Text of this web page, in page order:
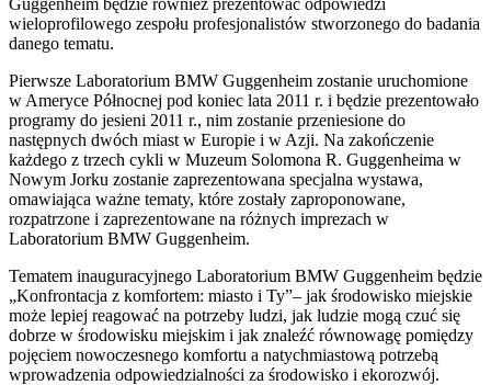
wieloprofilowego zespołu profesjonalistów stworzonego do badania
danego tematu.
Pierwsze Laboratorium BMW Guggenheim zostanie uruchomione
w Ameryce Północnej pod koniec lata 2011 r. i będzie prezentowało
programy do jesieni 2011 r., nim zostanie przeniesione do
następnych dwóch miast w Europie i w Azji. Na zakończenie
każdego z trzech cykli w Muzeum Solomona R. Guggenheima w
Nowym Jorku zostanie zaprezentowana specjalna wystawa,
omawiająca ważne tematy, które zostały zaproponowane,
rozpatrzone i zaprezentowane na różnych imprezach w
Laboratorium BMW Guggenheim.
Tematem inauguracyjnego Laboratorium BMW Guggenheim będzie
„Konfrontacja z komfortem: miasto i Ty”– jak środowisko miejskie
może lepiej reagować na potrzeby ludzi, jak ludzie mogą czuć się
dobrze w środowisku miejskim i jak znaleźć równowagę pomiędzy
pojęciem nowoczesnego komfortu a natychmiastową potrzebą
wprowadzenia odpowiedzialności za środowisko i ekorozwój.